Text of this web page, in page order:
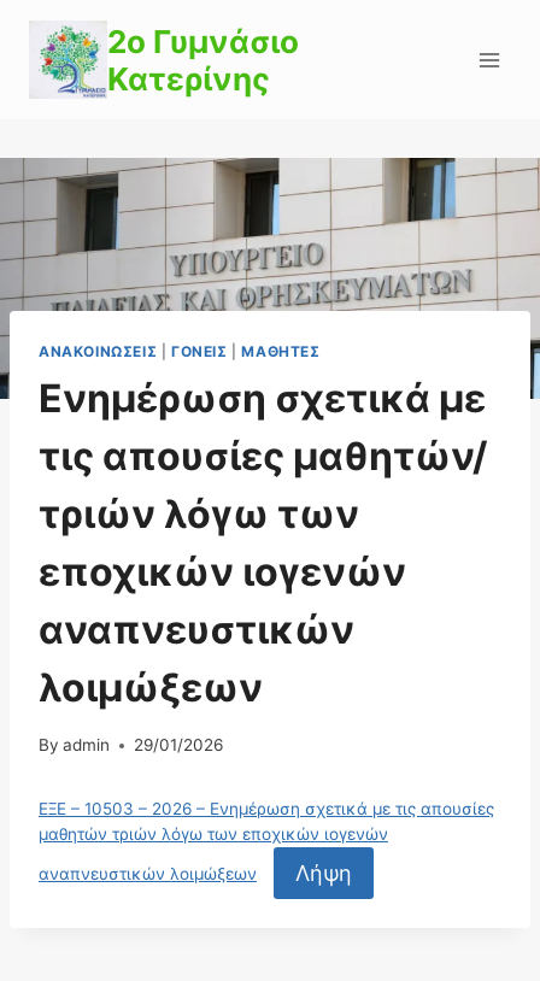
Skip
content
2o Γυμνάσιο
Κατερίνης
ΑΝΑΚΟΙΝΏΣΕΙΣ ΓΟΝΕΊΣ |ΜΑΘΗΤΈΣ
Ενημέρωση σχετικά με
τις απουσίες μαθητών/
τριών λόγω των
εποχικών ιογενών
αναπνευστικών
λοιμώξεων
By admin 29/01/2026
ΕΞΕ – 10503 – 2026 – Ενημέρωση σχετικά με τις απουσίες
μαθητών τριών λόγω των εποχικών ιογενών
αναπνευστικών λοιμώξεων Λήψη